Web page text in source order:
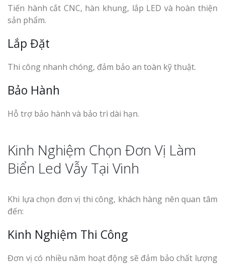
Tiến hành cắt CNC, hàn khung, lắp LED và hoàn thiện
sản phẩm.
Lắp Đặt
Thi công nhanh chóng, đảm bảo an toàn kỹ thuật.
Bảo Hành
Hỗ trợ bảo hành và bảo trì dài hạn.
Kinh Nghiệm Chọn Đơn Vị Làm
Biển Led Vẫy Tại Vinh
Khi lựa chọn đơn vị thi công, khách hàng nên quan tâm
đến:
Kinh Nghiệm Thi Công
Đơn vị có nhiều năm hoạt động sẽ đảm bảo chất lượng